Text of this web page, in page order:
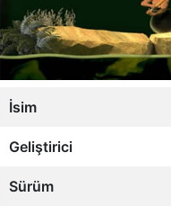
İsim
Geliştirici
Sürüm